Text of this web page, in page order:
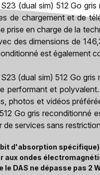
(dual sim) 512 Go
de chargement et de
prise en charge de la
des dimensions de
est également
(dual sim) 512 Go
performant et
photos et vidéos
Go gris reconditionné
de services sans
d'absorption
aux ondes
le DAS ne dépasse pas 2